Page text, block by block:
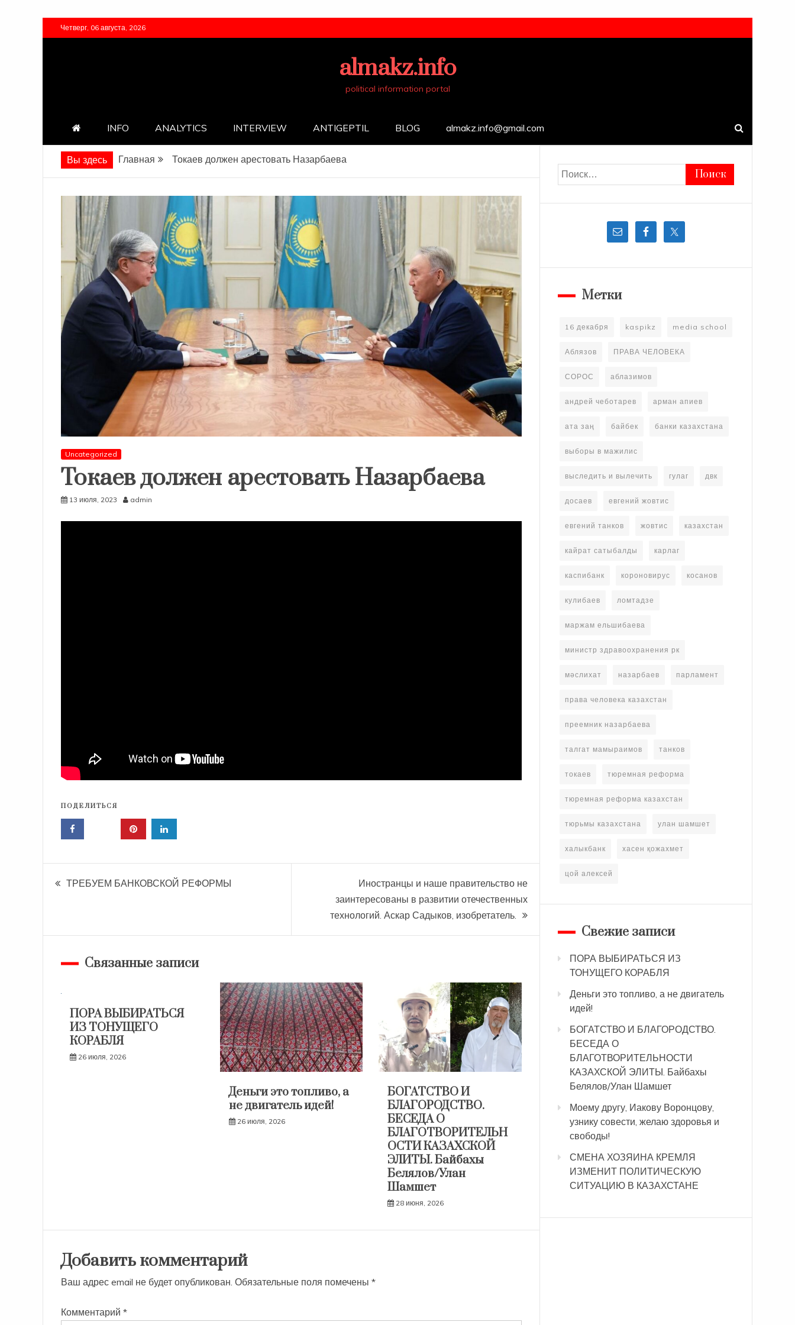
Перейти
к
Четверг, 06 августа, 2026
almakz.info
political information portal
INFO ANALYTICS INTERVIEW ANTIGEPTIL BLOG almakz.info@gmail.com
Вы здесь Главная Токаев должен арестовать Назарбаева
Uncategorized
Токаев должен арестовать Назарбаева
13 июля, 2023 admin
ПОДЕЛИТЬСЯ
Навигация
записям
ТРЕБУЕМ БАНКОВСКОЙ РЕФОРМЫ
Иностранцы и наше правительство не
заинтересованы в развитии отечественных
технологий. Аскар Садыков, изобретатель.
Связанные записи
ПОРА ВЫБИРАТЬСЯ
ИЗ ТОНУЩЕГО
КОРАБЛЯ
26 июля, 2026
Деньги это топливо, а
не двигатель идей!
26 июля, 2026
БОГАТСТВО И
БЛАГОРОДСТВО.
БЕСЕДА О
БЛАГОТВОРИТЕЛЬН
ОСТИ КАЗАХСКОЙ
ЭЛИТЫ. Байбахы
Белялов/Улан
Шамшет
28 июня, 2026
Добавить комментарий
Ваш адрес email не будет опубликован. Обязательные поля помечены *
Комментарий *
Найти:
Метки
16 декабря kaspikz media school
Аблязов ПРАВА ЧЕЛОВЕКА
СОРОС аблазимов
андрей чеботарев арман апиев
ата заң байбек банки казахстана
выборы в мажилис
выследить и вылечить гулаг двк
досаев евгений жовтис
евгений танков жовтис казахстан
кайрат сатыбалды карлаг
каспибанк короновирус косанов
кулибаев ломтадзе
маржам ельшибаева
министр здравоохранения рк
мәслихат назарбаев парламент
права человека казахстан
преемник назарбаева
талгат мамыраимов танков
токаев тюремная реформа
тюремная реформа казахстан
тюрьмы казахстана улан шамшет
халыкбанк хасен қожахмет
цой алексей
Свежие записи
ПОРА ВЫБИРАТЬСЯ ИЗ
ТОНУЩЕГО КОРАБЛЯ
Деньги это топливо, а не двигатель
идей!
БОГАТСТВО И БЛАГОРОДСТВО.
БЕСЕДА О
БЛАГОТВОРИТЕЛЬНОСТИ
КАЗАХСКОЙ ЭЛИТЫ. Байбахы
Белялов/Улан Шамшет
Моему другу, Иакову Воронцову,
узнику совести, желаю здоровья и
свободы!
СМЕНА ХОЗЯИНА КРЕМЛЯ
ИЗМЕНИТ ПОЛИТИЧЕСКУЮ
СИТУАЦИЮ В КАЗАХСТАНЕ